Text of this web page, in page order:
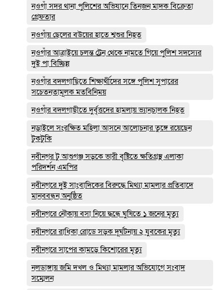
নওগাঁ সদর থানা পুলিশের অভিযানে তিনজন মাদক বিক্রেতা
গ্রেফতার
নওগাঁয় ছেলের বউয়ের হাতে শ্বশুর নিহত
নওগাঁর আত্রাইয়ে চলন্ত ট্রেন থেকে নামতে গিয়ে পুলিশ সদস্যের
দুই পা বিচ্ছিন্ন
নওগাঁর বদলগাছিতে শিক্ষার্থীদের সঙ্গে পুলিশ সুপারের
সচেতনতামূলক মতবিনিময়
নওগাঁর বদলগাছীতে দুর্বৃত্তদের হামলায় ভ্যানচালক নিহত
নড়াইলে সংরক্ষিত মহিলা আসনে আলোচনার তুঙ্গে রয়েছেন
টুকটুকি
নবীনগর টু আশুগঞ্জ সড়কে ভারী বৃষ্টিতে ক্ষতিগ্রস্থ এলাকা
পরিদর্শন এমপির
নবীনগরে দুই সাংবাদিকের বিরুদ্ধে মিথ্যা মামলার প্রতিবাদে
মানববন্ধন অনুষ্ঠিত
নবীনগরে নৌকায় বসা নিয়ে দ্ধন্ধে ঘুষিতে ১ জনের মৃত্যু
নবীনগরে রাধিকা রোডে সড়ক দূর্ঘটনায় ২ যুবকের মৃত্যু
নবীনগরে সাপের কামড়ে কিশোরের মৃত্যু
নলডাঙ্গায় জমি দখল ও মিথ্যা মামলার অভিযোগে সংবাদ
সম্মেলন